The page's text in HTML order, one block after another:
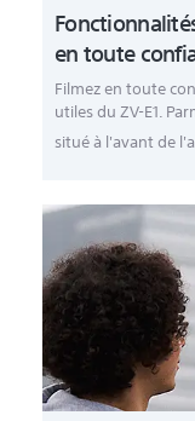
en toute
Filmez en toute
utiles du ZV-E1.
situé à l'avant de